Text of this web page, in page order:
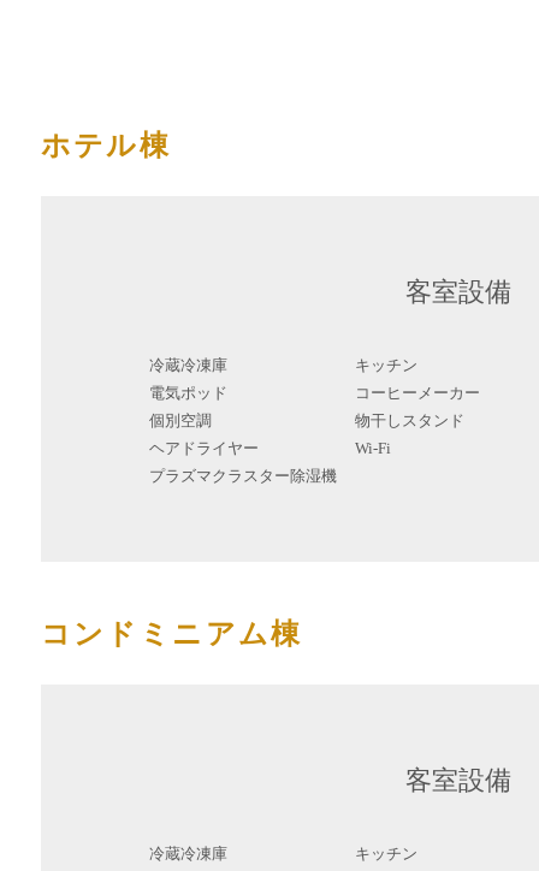
ホテル棟
客室設備
冷蔵冷凍庫 キッチン
電気ポッド
コーヒーメーカー
個別空調
物干しスタンド
ヘアドライヤー
Wi-Fi
プラズマクラスター除湿機
コンドミニアム棟
客室設備
冷蔵冷凍庫 キッチン